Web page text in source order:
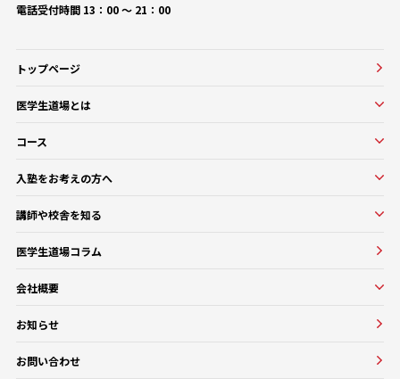
電話受付時間 13：00 〜 21：00
トップページ
医学生道場とは
口コミ・評判
コース
コース一覧
医学部基礎医学・生物学対策コース
医学部基礎医学・生物学対策コース
医学部CBT対策コース
医学部OSCE対策コース
卒業試験・医帰国家試験対策コース
入塾をお考えの方へ
入塾をお考えの方へ
よくある質問
講師や校舎を知る
講師・教務紹介
教務一覧
医学生道場コラム
会社概要
会社概要
お知らせ
お問い合わせ